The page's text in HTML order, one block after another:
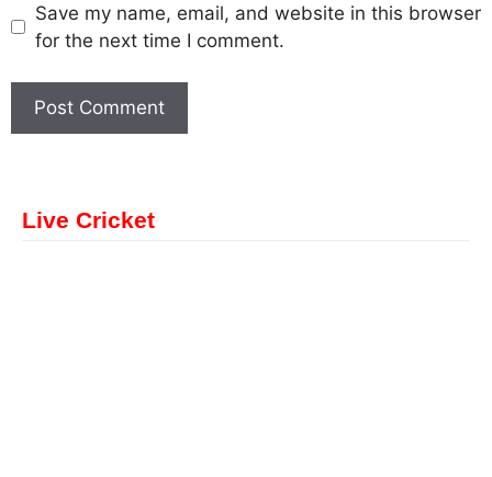
Save my name, email, and website in this browser
for the next time I comment.
Live Cricket